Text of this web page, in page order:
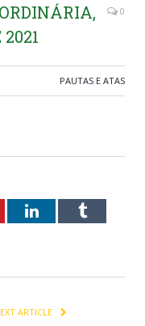
2021
0
PAUTAS E ATAS
LinkedInTumblr
ARTICLE